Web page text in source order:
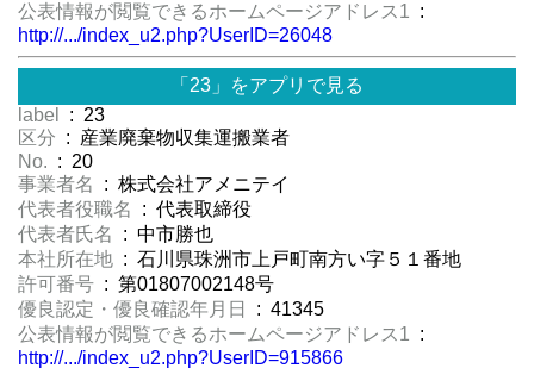
公表情報が閲覧できるホームページアドレス1 :
http://.../index_u2.php?UserID=26048
「23」をアプリで見る
label
: 23
区分 : 産業廃棄物収集運搬業者
No. : 20
事業者名
: 株式会社アメニテイ
代表者役職名
: 代表取締役
代表者氏名
: 中市勝也
本社所在地 : 石川県珠洲市上戸町南方い字５１番地
許可番号 : 第01807002148号
優良認定・優良確認年月日
: 41345
公表情報が閲覧できるホームページアドレス1 :
http://.../index_u2.php?UserID=915866